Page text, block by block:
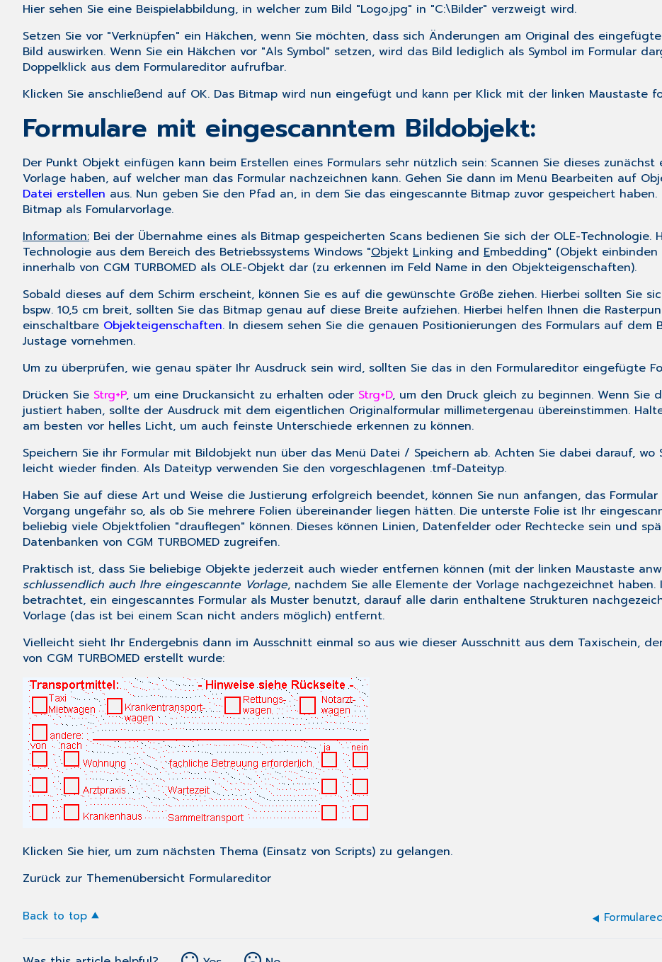
Hier sehen Sie eine Beispielabbildung, in welcher zum Bild "Logo.jpg" in "C:\Bilder" verzweigt wird.
Setzen Sie vor "Verknüpfen" ein Häkchen, wenn Sie möchten, dass sich Änderungen am Original des
Bild auswirken. Wenn Sie ein Häkchen vor "Als Symbol" setzen, wird das Bild lediglich als Symbol im Formular
Doppelklick aus dem Formulareditor aufrufbar.
Klicken Sie anschließend auf OK. Das Bitmap wird nun eingefügt und kann per Klick mit der linken Maustaste
Formulare mit eingescanntem Bildobjekt:
Der Punkt Objekt einfügen kann beim Erstellen eines Formulars sehr nützlich sein: Scannen Sie dieses
Vorlage haben, auf welcher man das Formular nachzeichnen kann. Gehen Sie dann im Menü Bearbeiten auf
Datei erstellen aus. Nun geben Sie den Pfad an, in dem Sie das eingescannte Bitmap zuvor gespeichert
Bitmap als Fomularvorlage.
Information: Bei der Übernahme eines als Bitmap gespeicherten Scans bedienen Sie sich der OLE-
Technologie aus dem Bereich des Betriebssystems Windows "Objekt Linking and Embedding" (Objekt
innerhalb von CGM TURBOMED als OLE-Objekt dar (zu erkennen im Feld Name in den Objekteigenschaften).
Sobald dieses auf dem Schirm erscheint, können Sie es auf die gewünschte Größe ziehen. Hierbei sollten Sie
bspw. 10,5 cm breit, sollten Sie das Bitmap genau auf diese Breite aufziehen. Hierbei helfen Ihnen die
einschaltbare Objekteigenschaften. In diesem sehen Sie die genauen Positionierungen des Formulars auf
Justage vornehmen.
Um zu überprüfen, wie genau später Ihr Ausdruck sein wird, sollten Sie das in den Formulareditor eingefügte
Drücken Sie Strg+P, um eine Druckansicht zu erhalten oder Strg+D, um den Druck gleich zu beginnen. Wenn
justiert haben, sollte der Ausdruck mit dem eigentlichen Originalformular millimetergenau übereinstimmen.
am besten vor helles Licht, um auch feinste Unterschiede erkennen zu können.
Speichern Sie ihr Formular mit Bildobjekt nun über das Menü Datei / Speichern ab. Achten Sie dabei darauf, wo
leicht wieder finden. Als Dateityp verwenden Sie den vorgeschlagenen .tmf-Dateityp.
Haben Sie auf diese Art und Weise die Justierung erfolgreich beendet, können Sie nun anfangen, das
Vorgang ungefähr so, als ob Sie mehrere Folien übereinander liegen hätten. Die unterste Folie ist Ihr
beliebig viele Objektfolien "drauflegen" können. Dieses können Linien, Datenfelder oder Rechtecke sein und
Datenbanken von CGM TURBOMED zugreifen.
Praktisch ist, dass Sie beliebige Objekte jederzeit auch wieder entfernen können (mit der linken Maustaste
schlussendlich auch Ihre eingescannte Vorlage, nachdem Sie alle Elemente der Vorlage nachgezeichnet
betrachtet, ein eingescanntes Formular als Muster benutzt, darauf alle darin enthaltene Strukturen
Vorlage (das ist bei einem Scan nicht anders möglich) entfernt.
Vielleicht sieht Ihr Endergebnis dann im Ausschnitt einmal so aus wie dieser Ausschnitt aus dem Taxischein,
von CGM TURBOMED erstellt wurde:
Klicken Sie hier, um zum nächsten Thema (Einsatz von Scripts) zu gelangen.
Zurück zur Themenübersicht Formulareditor
Back to top